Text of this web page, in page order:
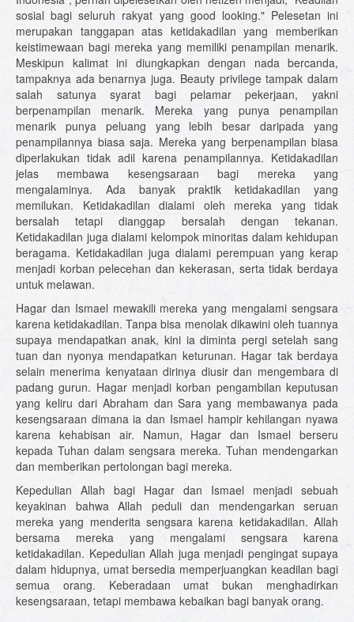
sosial bagi seluruh rakyat yang good looking." Pelesetan ini
merupakan tanggapan atas ketidakadilan yang memberikan
keistimewaan bagi mereka yang memiliki penampilan menarik.
Meskipun kalimat ini diungkapkan dengan nada bercanda,
tampaknya ada benarnya juga. Beauty privilege tampak dalam
salah satunya syarat bagi pelamar pekerjaan, yakni
berpenampilan menarik. Mereka yang punya penampilan
menarik punya peluang yang lebih besar daripada yang
penampilannya biasa saja. Mereka yang berpenampilan biasa
diperlakukan tidak adil karena penampilannya. Ketidakadilan
jelas membawa kesengsaraan bagi mereka yang
mengalaminya. Ada banyak praktik ketidakadilan yang
memilukan. Ketidakadilan dialami oleh mereka yang tidak
bersalah tetapi dianggap bersalah dengan tekanan.
Ketidakadilan juga dialami kelompok minoritas dalam kehidupan
beragama. Ketidakadilan juga dialami perempuan yang kerap
menjadi korban pelecehan dan kekerasan, serta tidak berdaya
untuk melawan.
Hagar dan Ismael mewakili mereka yang mengalami sengsara
karena ketidakadilan. Tanpa bisa menolak dikawini oleh tuannya
supaya mendapatkan anak, kini ia diminta pergi setelah sang
tuan dan nyonya mendapatkan keturunan. Hagar tak berdaya
selain menerima kenyataan dirinya diusir dan mengembara di
padang gurun. Hagar menjadi korban pengambilan keputusan
yang keliru dari Abraham dan Sara yang membawanya pada
kesengsaraan dimana ia dan Ismael hampir kehilangan nyawa
karena kehabisan air. Namun, Hagar dan Ismael berseru
kepada Tuhan dalam sengsara mereka. Tuhan mendengarkan
dan memberikan pertolongan bagi mereka.
Kepedulian Allah bagi Hagar dan Ismael menjadi sebuah
keyakinan bahwa Allah peduli dan mendengarkan seruan
mereka yang menderita sengsara karena ketidakadilan. Allah
bersama mereka yang mengalami sengsara karena
ketidakadilan. Kepedulian Allah juga menjadi pengingat supaya
dalam hidupnya, umat bersedia memperjuangkan keadilan bagi
semua orang. Keberadaan umat bukan menghadirkan
kesengsaraan, tetapi membawa kebaikan bagi banyak orang.